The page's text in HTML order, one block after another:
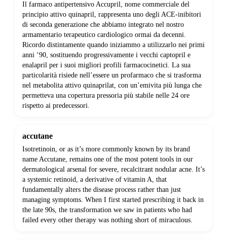
Il farmaco antipertensivo Accupril, nome commerciale del
principio attivo quinapril, rappresenta uno degli ACE-inibitori
di seconda generazione che abbiamo integrato nel nostro
armamentario terapeutico cardiologico ormai da decenni.
Ricordo distintamente quando iniziammo a utilizzarlo nei primi
anni ‘90, sostituendo progressivamente i vecchi captopril e
enalapril per i suoi migliori profili farmacocinetici. La sua
particolarità risiede nell’essere un profarmaco che si trasforma
nel metabolita attivo quinaprilat, con un’emivita più lunga che
permetteva una copertura pressoria più stabile nelle 24 ore
rispetto ai predecessori.
accutane
Isotretinoin, or as it’s more commonly known by its brand
name Accutane, remains one of the most potent tools in our
dermatological arsenal for severe, recalcitrant nodular acne. It’s
a systemic retinoid, a derivative of vitamin A, that
fundamentally alters the disease process rather than just
managing symptoms. When I first started prescribing it back in
the late 90s, the transformation we saw in patients who had
failed every other therapy was nothing short of miraculous.